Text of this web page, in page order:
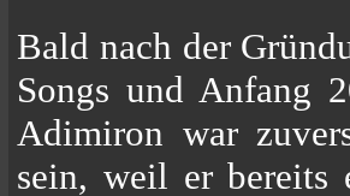
Bald nach der
Songs und Anfang
Adimiron war
sein, weil er bereits